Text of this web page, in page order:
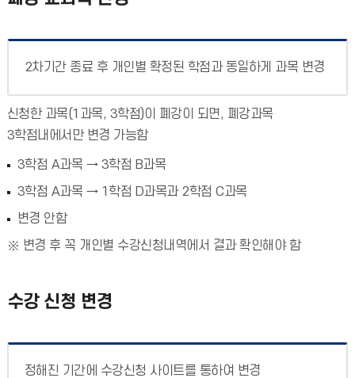
2차기간 종료 후 개인별 확정된 학점과 동일하게 과목 변경
신청한 과목(1과목, 3학점)이 폐강이 되면, 폐강과목
3학점내에서만 변경 가능함
3학점 A과목 → 3학점 B과목
3학점 A과목 → 1학점 D과목과 2학점 C과목
변경 안함
변경 후 꼭 개인별 수강신청내역에서 결과 확인해야 함
수강 신청 변경
정해진 기간에 수강신청 사이트를 통하여 변경